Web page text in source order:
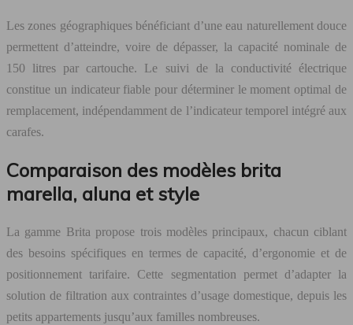
Les zones géographiques bénéficiant d’une eau naturellement douce
permettent d’atteindre, voire de dépasser, la capacité nominale de
150 litres par cartouche. Le suivi de la conductivité électrique
constitue un indicateur fiable pour déterminer le moment optimal de
remplacement, indépendamment de l’indicateur temporel intégré aux
carafes.
Comparaison des modèles brita
marella, aluna et style
La gamme Brita propose trois modèles principaux, chacun ciblant
des besoins spécifiques en termes de capacité, d’ergonomie et de
positionnement tarifaire. Cette segmentation permet d’adapter la
solution de filtration aux contraintes d’usage domestique, depuis les
petits appartements jusqu’aux familles nombreuses.